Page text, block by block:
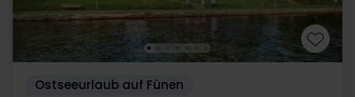
Ostseeurlaub auf Fünen